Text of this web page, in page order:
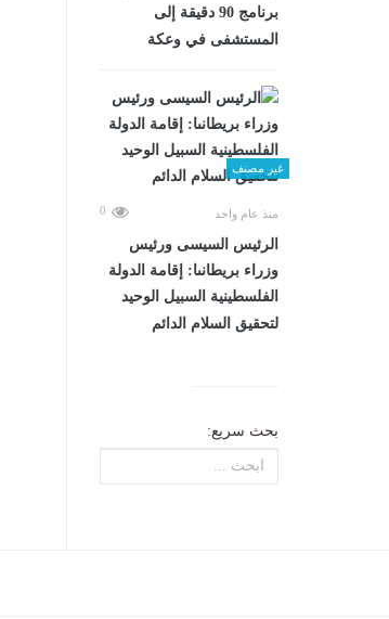
برنامج 90 دقيقة إلى
المستشفى في وعكة
غير مصنف
منذ عام واحد 0
الرئيس السيسى ورئيس
وزراء بريطانىا: إقامة الدولة
الفلسطينية السبيل الوحيد
لتحقيق السلام الدائم
بحث سريع: